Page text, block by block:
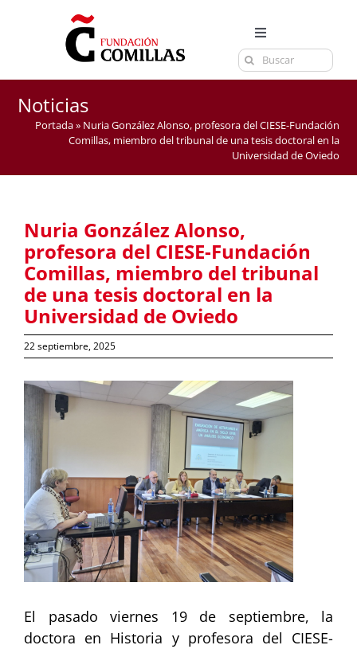
Toggle
Navigation
LA FUNDACIÓN
ESTUDIOS
EL CENTRO
CONTACTA
Buscar:
Noticias
Portada» Nuria González Alonso, profesora del CIESE-Fundación
Comillas, miembro del tribunal de una tesis doctoral en la
Universidad de Oviedo
Nuria González Alonso,
profesora del CIESE-Fundación
Comillas, miembro del tribunal
de una tesis doctoral en la
Universidad de Oviedo
22 septiembre, 2025
Ver
imagen
más
grande
El pasado viernes 19 de septiembre, la
doctora en Historia y profesora del CIESE-